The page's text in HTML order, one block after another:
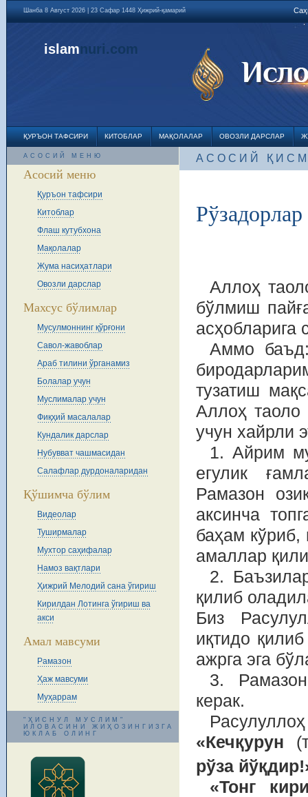
Шанба 8 Август 2026 | 23 Сафар 1448 Ҳижрий-қамарий
islamnuri.com
ҚУРЪОН ТАФСИРИ КИТОБЛАР МАҚОЛАЛАР ОВОЗЛИ ДАРСЛАР
АСОСИЙ МЕНЮ
Асосий меню
Қуръон тафсири
Китоблар
Флаш кутубхона
Мақолалар
Жума насиҳатлари
Овозли дарслар
Махсус бўлимлар
Мусулмоннинг қўрғони
Савол-жавоблар
Араб тилини ўрганамиз
Болалар учун
Муслималар учун
Фиқҳий масалалар
Кундалик дарслар
Нубувват чашмасидан
Салафлар дурдоналаридан
Қўшимча бўлим
Видеолар
Туширмалар
Мухтор саҳифалар
Намоз вақтлари
Ҳижрий Мелодий сана ўгириш
Кирилдан Лотинга ўгириш ва
акси
Амал мавсуми
Рамазон
Ҳаж мавсуми
Муҳаррам
"ҲИСНУЛ МУСЛИМ"
ИЛОВАСИНИ ЖИҲОЗИНГИЗГА
ЮКЛАБ ОЛИНГ
АСОСИЙ
Аллоҳ
бўлмиш
асҳобларига
Аммо
тузатиш
Аллоҳ таоло
учун хайрли
1. Айрим
егулик
Рамазон
аксинча
баҳам кўриб,
амаллар
2.
қилиб
Биз
иқтидо қилиб
ажрга эга
3.
керак.
«Кечқурун
рўза
«Тонг